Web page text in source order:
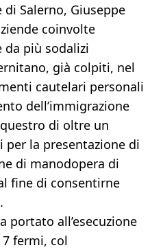
Salerno, Giuseppe
coinvolte
da più sodalizi
già colpiti, nel
cautelari personali
dell’immigrazione
di oltre un
la presentazione di
di manodopera di
fine di consentirne
portato all’esecuzione
fermi, col